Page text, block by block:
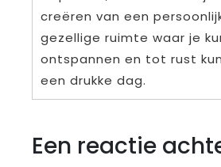
creëren van een
gezellige ruimte waar je
ontspannen en tot rust
een drukke dag.
Een reactie